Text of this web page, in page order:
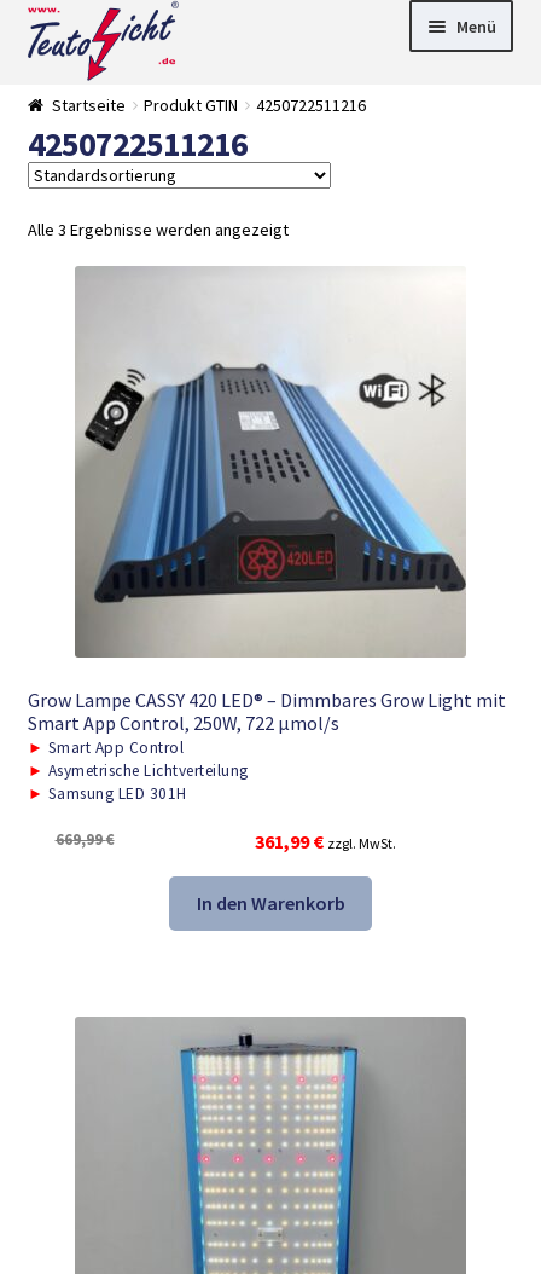
Zur
Navigation
springen
Springe
zum
Menü
Startseite Produkt GTIN 4250722511216
4250722511216
Alle 3 Ergebnisse werden angezeigt
Grow Lampe CASSY 420 LED® – Dimmbares Grow Light mit
Smart App Control, 250W, 722 μmol/s
► Smart App Control
► Asymetrische Lichtverteilung
► Samsung LED 301H
669,99€
Ursprünglicher
Preis
war:
669,99 €
361,99€Aktueller
Preis
ist:
361,99 €.
zzgl. MwSt.
In den Warenkorb